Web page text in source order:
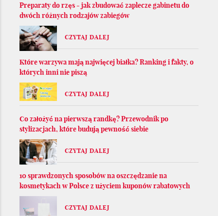
Preparaty do rzęs - jak zbudować zaplecze gabinetu do
dwóch różnych rodzajów zabiegów
CZYTAJ DALEJ
Które warzywa mają najwięcej białka? Ranking i fakty, o
których inni nie piszą
CZYTAJ DALEJ
Co założyć na pierwszą randkę? Przewodnik po
stylizacjach, które budują pewność siebie
CZYTAJ DALEJ
10 sprawdzonych sposobów na oszczędzanie na
kosmetykach w Polsce z użyciem kuponów rabatowych
CZYTAJ DALEJ